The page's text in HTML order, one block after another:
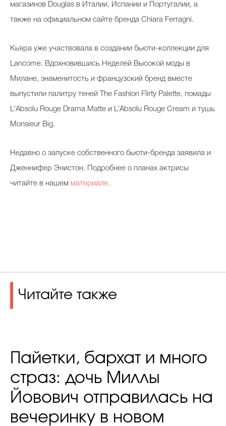
магазинов Douglas в Италии, Испании и Португалии, а
также на официальном сайте бренда Chiara Ferragni.
Кьяра уже участвовала в создании бьюти-коллекции для
Lancome. Вдохновившись Неделей Высокой моды в
Милане, знаменитость и французский бренд вместе
выпустили палитру теней The Fashion Flirty Palette, помады
L’Absolu Rouge Drama Matte и L’Absolu Rouge Cream и тушь
Monsieur Big.
Недавно о запуске собственного бьюти-бренда заявила и
Дженнифер Энистон. Подробнее о планах актрисы
читайте в нашем материале.
Читайте также
Пайетки, бархат и много
страз: дочь Миллы
Йовович отправилась на
вечеринку в новом